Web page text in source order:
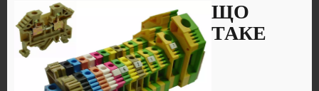
ЩО
ТАКЕ